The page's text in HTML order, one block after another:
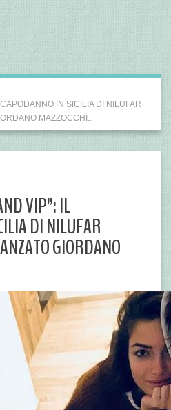
IN SICILIA DI NILUFAR
MAZZOCCHI..
VIP”: IL
DI NILUFAR
GIORDANO